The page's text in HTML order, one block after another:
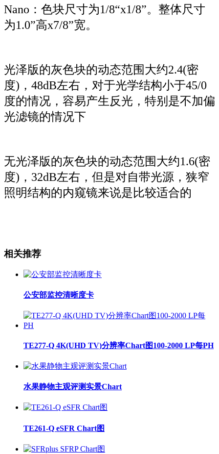
Nano：色块尺寸为1/8“x1/8”。整体尺寸
为1.0”高x7/8”宽。
光泽版的灰色块的动态范围大约2.4(密
度)，48dB左右，对于光学结构小于45/0
度的情况，容易产生反光，特别是不加偏
光滤镜的情况下
无光泽版的灰色块的动态范围大约1.6(密
度)，32dB左右，但是对自带光源，狭窄
照明结构的内窥镜来说是比较适合的
相关推荐
公安部监控清晰度卡
TE277-Q 4K(UHD TV)分辨率Chart图100-2000 LP每PH
水果静物主观评测实景Chart
TE261-Q eSFR Chart图